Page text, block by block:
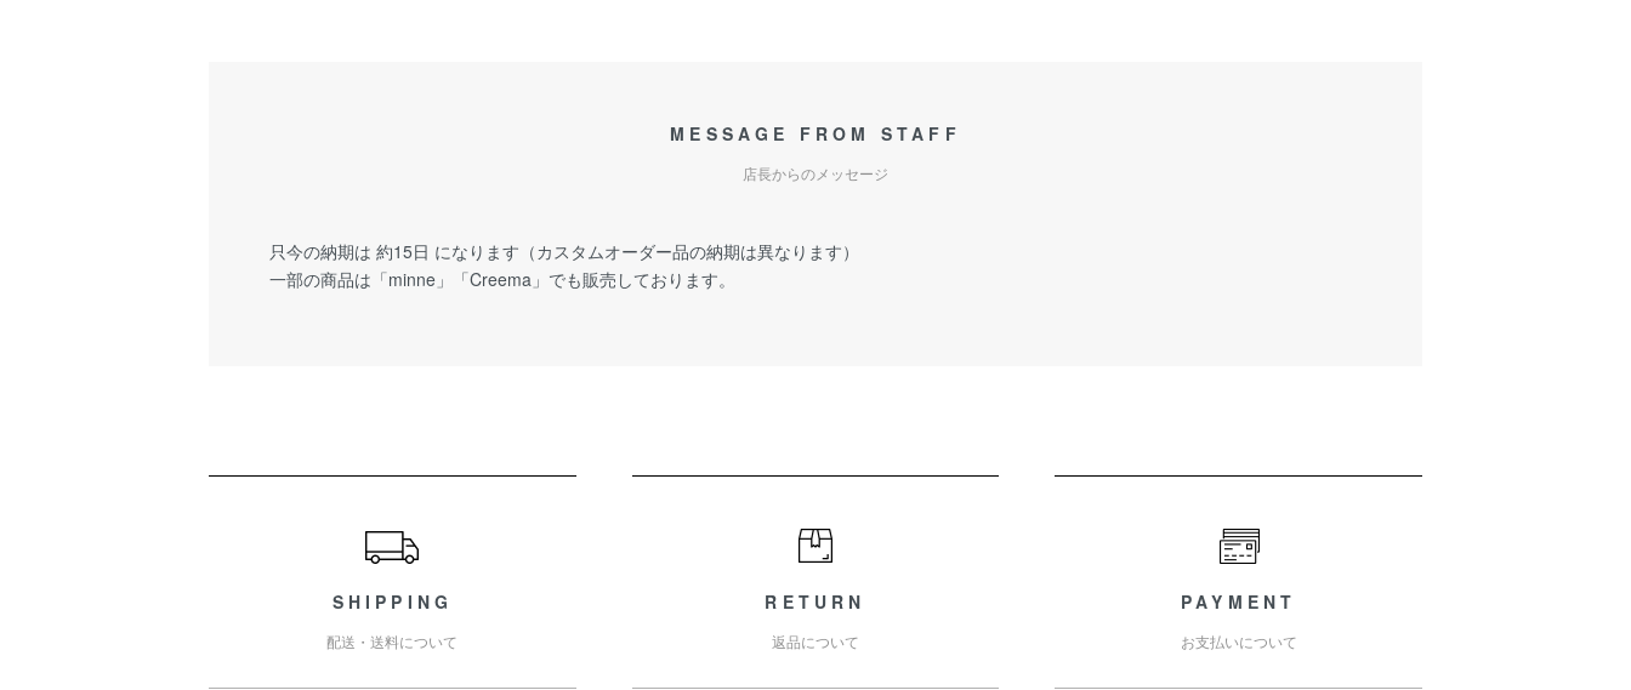
MESSAGE FROM STAFF
店長からのメッセージ
只今の納期は 約15日 になります（カスタムオーダー品の納期は異なります）
一部の商品は「minne」「Creema」でも販売しております。
SHIPPING
配送・送料について
RETURN
返品について
PAYMENT
お支払いについて